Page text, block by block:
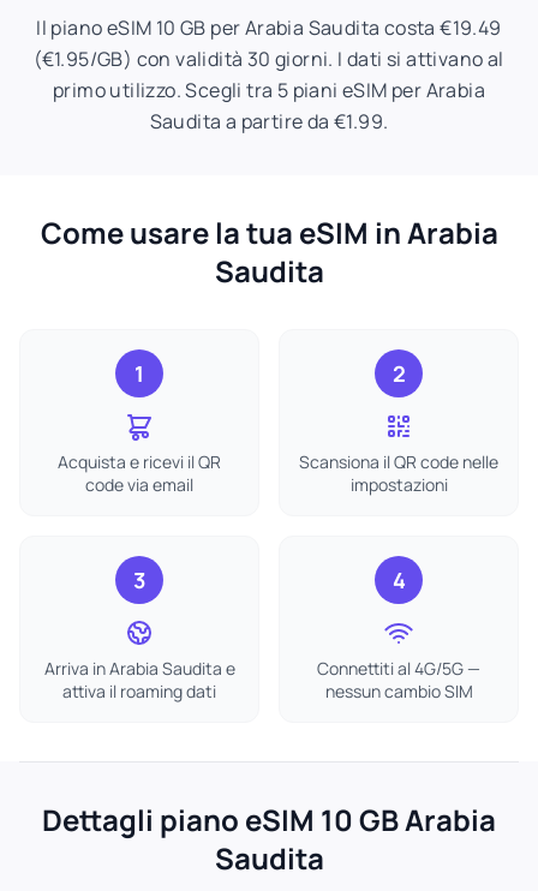
Il piano eSIM 10 GB per Arabia Saudita costa €19.49
(€1.95/GB) con validità 30 giorni. I dati si attivano al
primo utilizzo. Scegli tra 5 piani eSIM per Arabia
Saudita a partire da €1.99.
Come usare la tua eSIM in Arabia
Saudita
1
Acquista e ricevi il QR
code via email
2
Scansiona il QR code nelle
impostazioni
3
Arriva in Arabia Saudita e
attiva il roaming dati
4
Connettiti al 4G/5G —
nessun cambio SIM
Dettagli piano eSIM 10 GB Arabia
Saudita